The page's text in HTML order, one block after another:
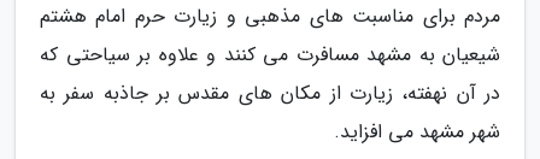
مردم برای مناسبت های مذهبی و زیارت حرم امام هشتم
شیعیان به مشهد مسافرت می کنند و علاوه بر سیاحتی که
در آن نهفته، زیارت از مکان های مقدس بر جاذبه سفر به
شهر مشهد می افزاید.